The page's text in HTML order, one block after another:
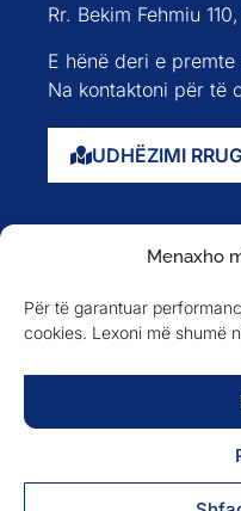
Menaxho
Për të garantuar
cookies. Lexoni më shumë
Rr. Bekim Fehmiu
E hënë deri e
Na kontaktoni për të
UDHËZIMI
Evente
Anëtarët
Newsletter